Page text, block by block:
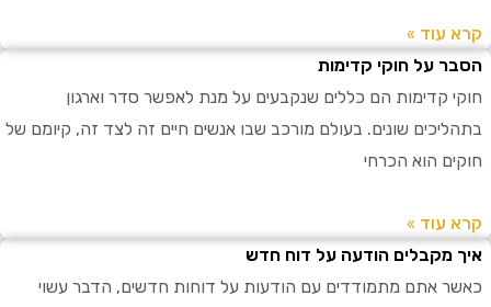
»
על חוקי קדימות
קדימות הם כללים שנקבעים על מנת לאפשר סדר וארגון
שונים. בעולם מורכב שבו אנשים חיים זה לצד זה, קיומם של
הוא הכרחי
»
מקבלים הודעה על דוח חדש
אתם מתמודדים עם הודעות על דוחות חדשים, הדבר עשוי